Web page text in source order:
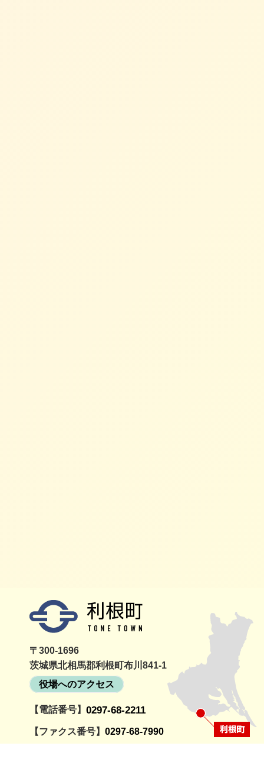
〒300-1696
茨城県北相馬郡利根町布川841-1
役場へのアクセス
【電話番号】 0297-68-2211
【ファクス番号】 0297-68-7990
情報サイト
詳細をみる
利根町社会福祉協議
会
詳
利根町
選挙管理